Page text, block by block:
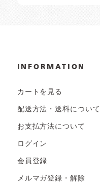
INFORMATION
カートを見る
配送方法・送料について
お支払方法について
ログイン
会員登録
メルマガ登録・解除